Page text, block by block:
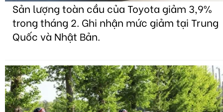
Sản lượng toàn cầu của Toyota giảm 3,9%
trong tháng 2. Ghi nhận mức giảm tại Trung
Quốc và Nhật Bản.